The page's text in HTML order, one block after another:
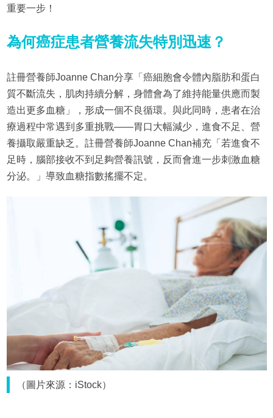
重要一步！
為何癌症患者營養流失特別迅速？
註冊營養師Joanne Chan分享「癌細胞會令體內脂肪和蛋白
質不斷流失，肌肉持續分解，身體會為了維持能量供應而製
造出更多血糖」，形成一個不良循環。與此同時，患者在治
療過程中常遇到多重挑戰——胃口大幅減少，進食不足、營
養攝取嚴重缺乏。註冊營養師Joanne Chan補充「若進食不
足時，腦部接收不到足夠營養訊號，反而會進一步刺激血糖
分泌。」導致血糖指數搖擺不定。
（圖片來源：iStock）